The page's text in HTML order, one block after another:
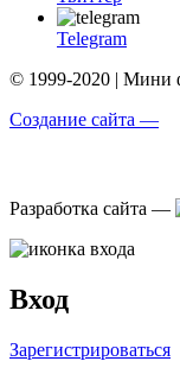
Telegram
© 1999-2020 | Мини
Создание сайта —
Разработка сайта —
Вход
Зарегистрироваться